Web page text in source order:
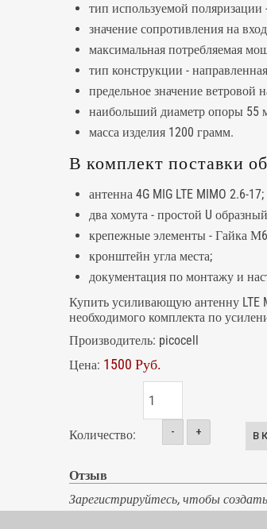
тип используемой поляризации
значение сопротивления на
максимальная потребляемая
тип конструкции -
предельное значение ветровой
наибольший диаметр опоры 55
масса изделия 1200 грамм.
В комплект поставки
антенна 4G MIG LTE MIMO 2.6-17;
два хомута - простой U
крепежные элементы - Гайка
кронштейн угла места;
документация по монтажу и
Купить усиливающую антенну LTE
необходимого комплекта по
Производитель: picocell
Цена: 1500 Руб.
Количество: - +
Отзыв
Зарегистрируйтесь, чтобы